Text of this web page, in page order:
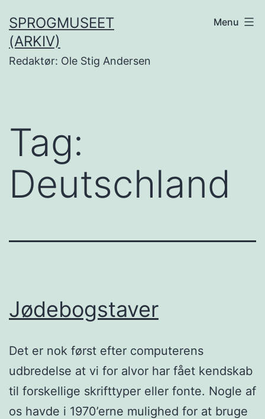
til
indhold
SPROGMUSEET
(ARKIV)
Redaktør: Ole Stig Andersen
Menu
Tag:
Deutschland
Jødebogstaver
Det er nok først efter computerens
udbredelse at vi for alvor har fået kendskab
til forskellige skrifttyper eller fonte. Nogle af
os havde i 1970’erne mulighed for at bruge